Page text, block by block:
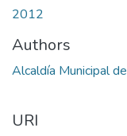
2012
Authors
Alcaldía Municipal
URI